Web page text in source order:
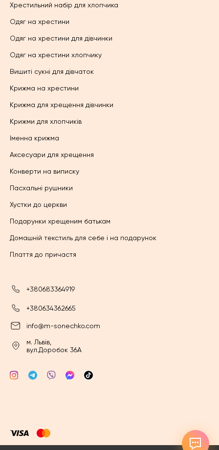
Хрестильний набір для хлопчика
Одяг на хрестини
Одяг на хрестини для дівчинки
Одяг на хрестини хлопчику
Вишиті сукні для дівчаток
Крижма на хрестини
Крижма для хрещення дівчинки
Крижми для хлопчиків
Іменна крижма
Аксесуари для хрещення
Конверти на виписку
Пасхальні рушники
Хустки до церкви
Подарунки хрещеним батькам
Домашній текстиль для себе і на подарунок
Плаття до причастя
+380683364919
+380634362665
info@m-sonechko.com
м. Львів,
вул.Доробок 36А